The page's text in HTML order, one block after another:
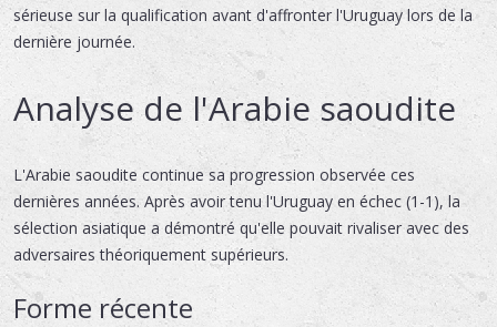
sérieuse sur la qualification avant d'affronter l'Uruguay lors de la
dernière journée.
Analyse de l'Arabie saoudite
L'Arabie saoudite continue sa progression observée ces
dernières années. Après avoir tenu l'Uruguay en échec (1-1), la
sélection asiatique a démontré qu'elle pouvait rivaliser avec des
adversaires théoriquement supérieurs.
Forme récente